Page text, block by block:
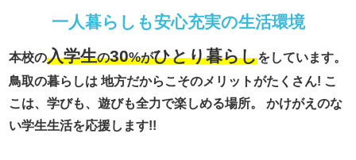
一人暮らしも安心充実の生活環境
本校の入学生の30%がひとり暮らしをしています。
鳥取の暮らしは 地方だからこそのメリットがたくさん! こ
こは、学びも、遊びも全力で楽しめる場所。
かけがえのな
い学生生活を応援します!!